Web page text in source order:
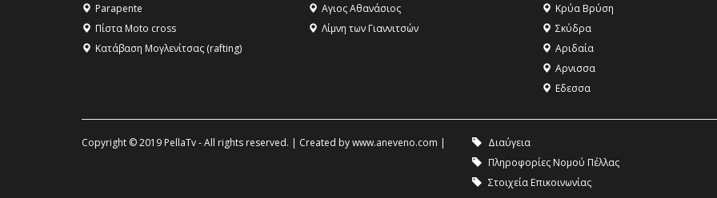
Parapente
Πίστα Moto cross
Κατάβαση Μογλενίτσας (rafting)
Αγιος Αθανάσιος
Λίμνη των Γιαννιτσών
Κρύα Βρύση
Σκύδρα
Αριδαία
Aρνισσα
Eδεσσα
Copyright © 2019 PellaTv - All rights reserved. | Created bywww.aneveno.com | Διαύγεια
Πληροφορίες Νομού Πέλλας
Στοιχεία Επικοινωνίας